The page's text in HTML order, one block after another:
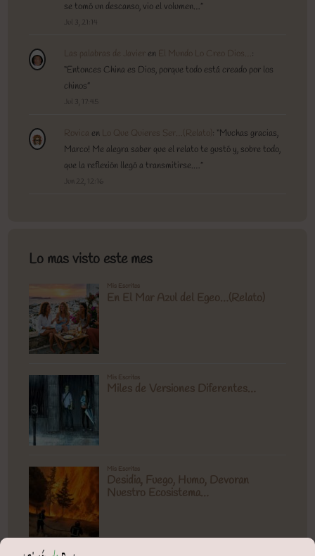
se tomó un descanso, vio el volumen…”
Jul 3, 21:14
Las palabras de Javier en El Mundo Lo Creo Dios… :
“Entonces China es Dios, porque todo está creado por los
chinos”
Jul 3, 17:45
Rovica en Lo Que Quieres Ser…(Relato) : “Muchas gracias,
Marco! Me alegra saber que el relato te gustó y, sobre todo,
que la reflexión llegó a transmitirse.…”
Jun 22, 12:16
Lo mas visto este mes